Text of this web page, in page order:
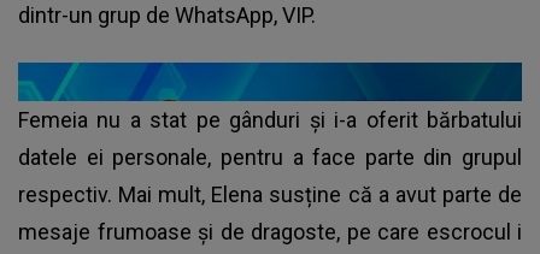
dintr-un grup de WhatsApp, VIP.
Femeia nu a stat pe gânduri și i-a oferit bărbatului
datele ei personale, pentru a face parte din grupul
respectiv. Mai mult, Elena susține că a avut parte de
mesaje frumoase și de dragoste, pe care escrocul i